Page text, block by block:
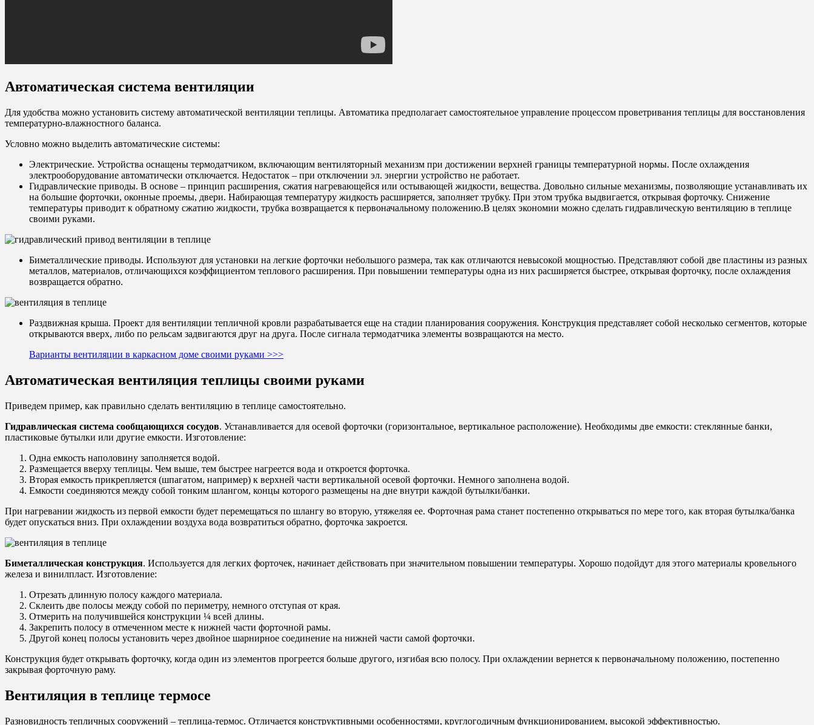
Автоматическая система вентиляции
Для удобства можно установить систему автоматической вентиляции теплицы. Автоматика предполагает самостоятельное управление процессом проветривания теплицы для восстановления
температурно-влажностного баланса.
Условно можно выделить автоматические системы:
Электрические. Устройства оснащены термодатчиком, включающим вентиляторный механизм при достижении верхней границы температурной нормы. После охлаждения
электрооборудование автоматически отключается. Недостаток – при отключении эл. энергии устройство не работает.
Гидравлические приводы. В основе – принцип расширения, сжатия нагревающейся или остывающей жидкости, вещества. Довольно сильные механизмы, позволяющие устанавливать их
на большие форточки, оконные проемы, двери. Набирающая температуру жидкость расширяется, заполняет трубку. При этом трубка выдвигается, открывая форточку. Снижение
температуры приводит к обратному сжатию жидкости, трубка возвращается к первоначальному положению.В целях экономии можно сделать гидравлическую вентиляцию в теплице
своими руками.
Биметаллические приводы. Используют для установки на легкие форточки небольшого размера, так как отличаются невысокой мощностью. Представляют собой две пластины из разных
металлов, материалов, отличающихся коэффициентом теплового расширения. При повышении температуры одна из них расширяется быстрее, открывая форточку, после охлаждения
возвращается обратно.
Раздвижная крыша. Проект для вентиляции тепличной кровли разрабатывается еще на стадии планирования сооружения. Конструкция представляет собой несколько сегментов, которые
открываются вверх, либо по рельсам задвигаются друг на друга. После сигнала термодатчика элементы возвращаются на место.
Варианты вентиляции в каркасном доме своими руками >>>
Автоматическая вентиляция теплицы своими руками
Приведем пример, как правильно сделать вентиляцию в теплице самостоятельно.
Гидравлическая система сообщающихся сосудов. Устанавливается для осевой форточки (горизонтальное, вертикальное расположение). Необходимы две емкости: стеклянные банки,
пластиковые бутылки или другие емкости. Изготовление:
Одна емкость наполовину заполняется водой.
Размещается вверху теплицы. Чем выше, тем быстрее нагреется вода и откроется форточка.
Вторая емкость прикрепляется (шпагатом, например) к верхней части вертикальной осевой форточки. Немного заполнена водой.
Емкости соединяются между собой тонким шлангом, концы которого размещены на дне внутри каждой бутылки/банки.
При нагревании жидкость из первой емкости будет перемещаться по шлангу во вторую, утяжеляя ее. Форточная рама станет постепенно открываться по мере того, как вторая бутылка/банка
будет опускаться вниз. При охлаждении воздуха вода возвратиться обратно, форточка закроется.
Биметаллическая конструкция. Используется для легких форточек, начинает действовать при значительном повышении температуры. Хорошо подойдут для этого материалы кровельного
железа и винилпласт. Изготовление:
Отрезать длинную полосу каждого материала.
Склеить две полосы между собой по периметру, немного отступая от края.
Отмерить на получившейся конструкции ¼ всей длины.
Закрепить полосу в отмеченном месте к нижней части форточной рамы.
Другой конец полосы установить через двойное шарнирное соединение на нижней части самой форточки.
Конструкция будет открывать форточку, когда один из элементов прогреется больше другого, изгибая всю полосу. При охлаждении вернется к первоначальному положению, постепенно
закрывая форточную раму.
Вентиляция в теплице термосе
Разновидность тепличных сооружений – теплица-термос. Отличается конструктивными особенностями, круглогодичным функционированием, высокой эффективностью.